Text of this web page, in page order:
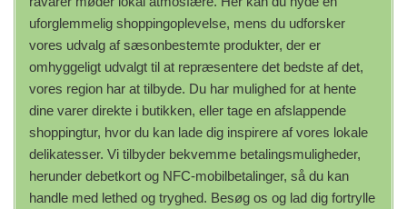
uforglemmelig shoppingoplevelse, mens du udforsker
vores udvalg af sæsonbestemte produkter, der er
omhyggeligt udvalgt til at repræsentere det bedste af det,
vores region har at tilbyde. Du har mulighed for at hente
dine varer direkte i butikken, eller tage en afslappende
shoppingtur, hvor du kan lade dig inspirere af vores lokale
delikatesser. Vi tilbyder bekvemme betalingsmuligheder,
herunder debetkort og NFC-mobilbetalinger, så du kan
handle med lethed og tryghed. Besøg os og lad dig fortrylle